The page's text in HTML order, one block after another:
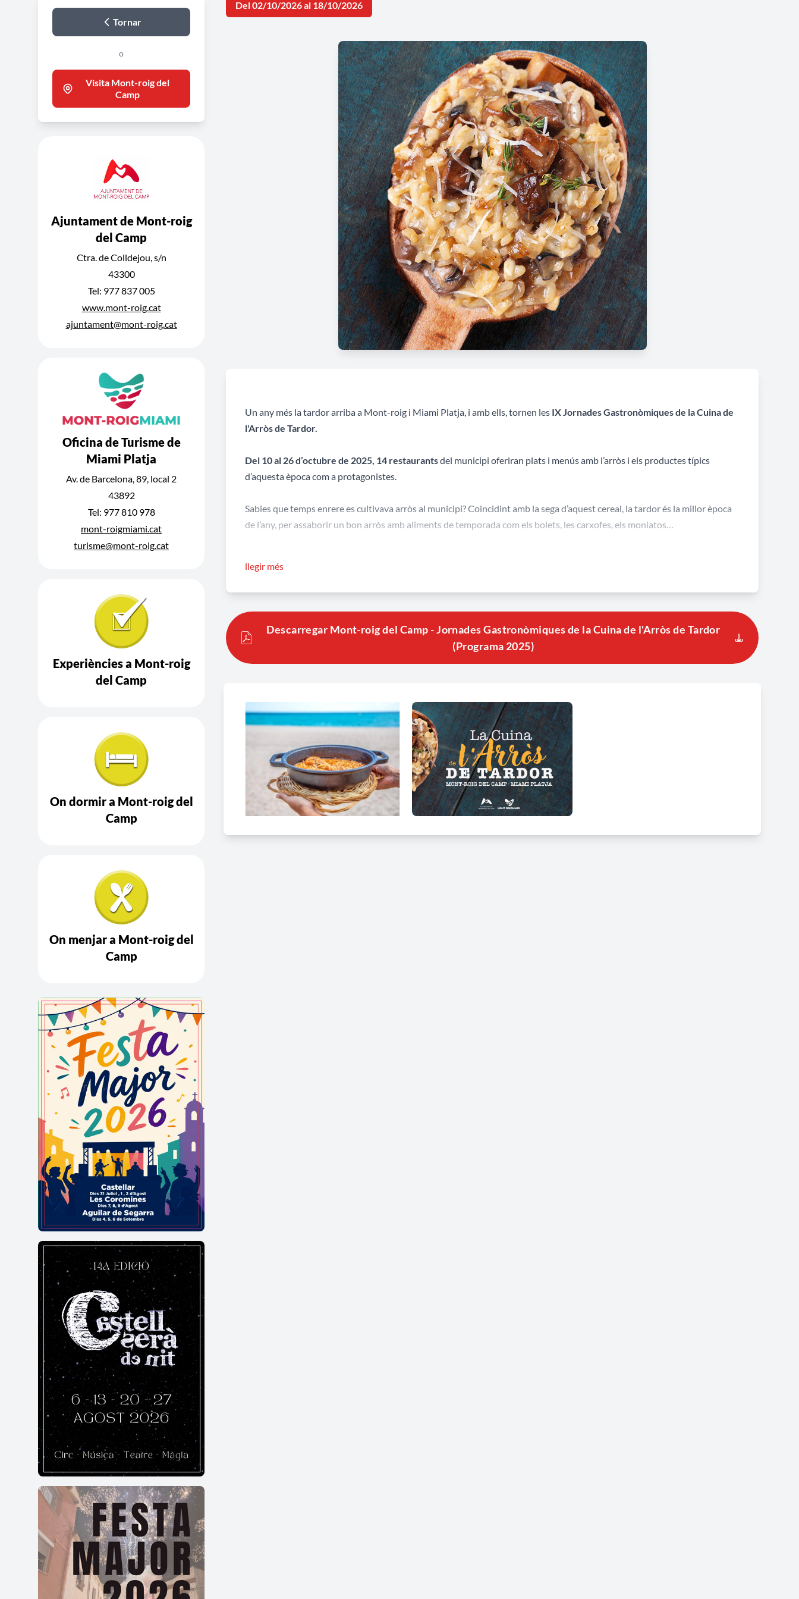
Tornar
o
Visita Mont-roig del
Camp
Ajuntament de Mont-roig
del Camp
Ctra. de Colldejou, s/n
43300
Tel: 977 837 005
www.mont-roig.cat
ajuntament@mont-roig.cat
Oficina de Turisme de
Miami Platja
Av. de Barcelona, 89, local 2
43892
Tel: 977 810 978
mont-roigmiami.cat
turisme@mont-roig.cat
Experiències a Mont-roig
del Camp
On dormir a Mont-roig del
Camp
On menjar a Mont-roig del
Camp
Del 02/10/2026 al 18/10/2026
Un any més la tardor arriba a Mont-roig i Miami Platja, i amb ells, tornen les IX Jornades Gastronòmiques de la Cuina de
l'Arròs de Tardor.
Del 10 al 26 d’octubre de 2025, 14 restaurantsdel municipi oferiran plats i menús amb l’arròs i els productes típics
d’aquesta època com a protagonistes.
Sabies que temps enrere es cultivava arròs al municipi? Coincidint amb la sega d’aquest cereal, la tardor és la millor època
de l’any, per assaborir un bon arròs amb aliments de temporada com els bolets, les carxofes, els moniatos…
Consulta el fulletó de les jornades:
llegir més
Descarregar Mont-roig del Camp - Jornades Gastronòmiques de la Cuina de l'Arròs de Tardor
(Programa 2025)